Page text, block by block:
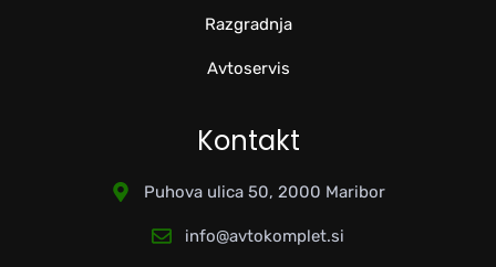
Razgradnja
Avtoservis
Kontakt
Puhova ulica 50, 2000 Maribor
info@avtokomplet.si